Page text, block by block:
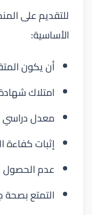
للتقديم على
الأساسية:
أن يكون
امتلاك
معدل دراسي
إثبات كفاءة
عدم الحصول
التمتع بصحة